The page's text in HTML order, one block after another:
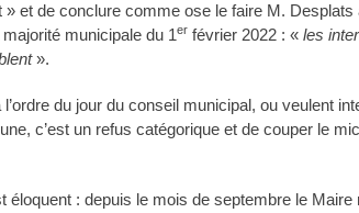
et de conclure comme ose le faire M. Desplats
municipale du 1er février 2022 : « les
».
du jour du conseil municipal, ou veulent
c’est un refus catégorique et de couper le
éloquent : depuis le mois de septembre le